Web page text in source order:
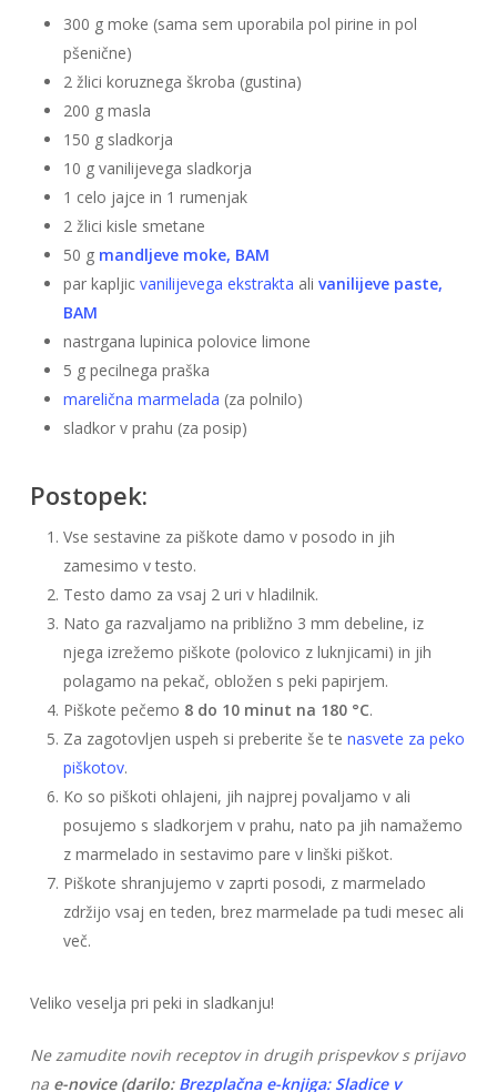
300 g moke (sama sem uporabila pol pirine in pol
pšenične)
2 žlici koruznega škroba (gustina)
200 g masla
150 g sladkorja
10 g vanilijevega sladkorja
1 celo jajce in 1 rumenjak
2 žlici kisle smetane
50 g mandljeve moke, BAM
par kapljic vanilijevega ekstrakta ali vanilijeve paste,
BAM
nastrgana lupinica polovice limone
5 g pecilnega praška
marelična marmelada (za polnilo)
sladkor v prahu (za posip)
Postopek:
Vse sestavine za piškote damo v posodo in jih
zamesimo v testo.
Testo damo za vsaj 2 uri v hladilnik.
Nato ga razvaljamo na približno 3 mm debeline, iz
njega izrežemo piškote (polovico z luknjicami) in jih
polagamo na pekač, obložen s peki papirjem.
Piškote pečemo 8 do 10 minut na 180 °C.
Za zagotovljen uspeh si preberite še te nasvete za peko
piškotov.
Ko so piškoti ohlajeni, jih najprej povaljamo v ali
posujemo s sladkorjem v prahu, nato pa jih namažemo
z marmelado in sestavimo pare v linški piškot.
Piškote shranjujemo v zaprti posodi, z marmelado
zdržijo vsaj en teden, brez marmelade pa tudi mesec ali
več.
Veliko veselja pri peki in sladkanju!
Ne zamudite novih receptov in drugih prispevkov s prijavo
na e-novice (darilo: Brezplačna e-knjiga: Sladice v